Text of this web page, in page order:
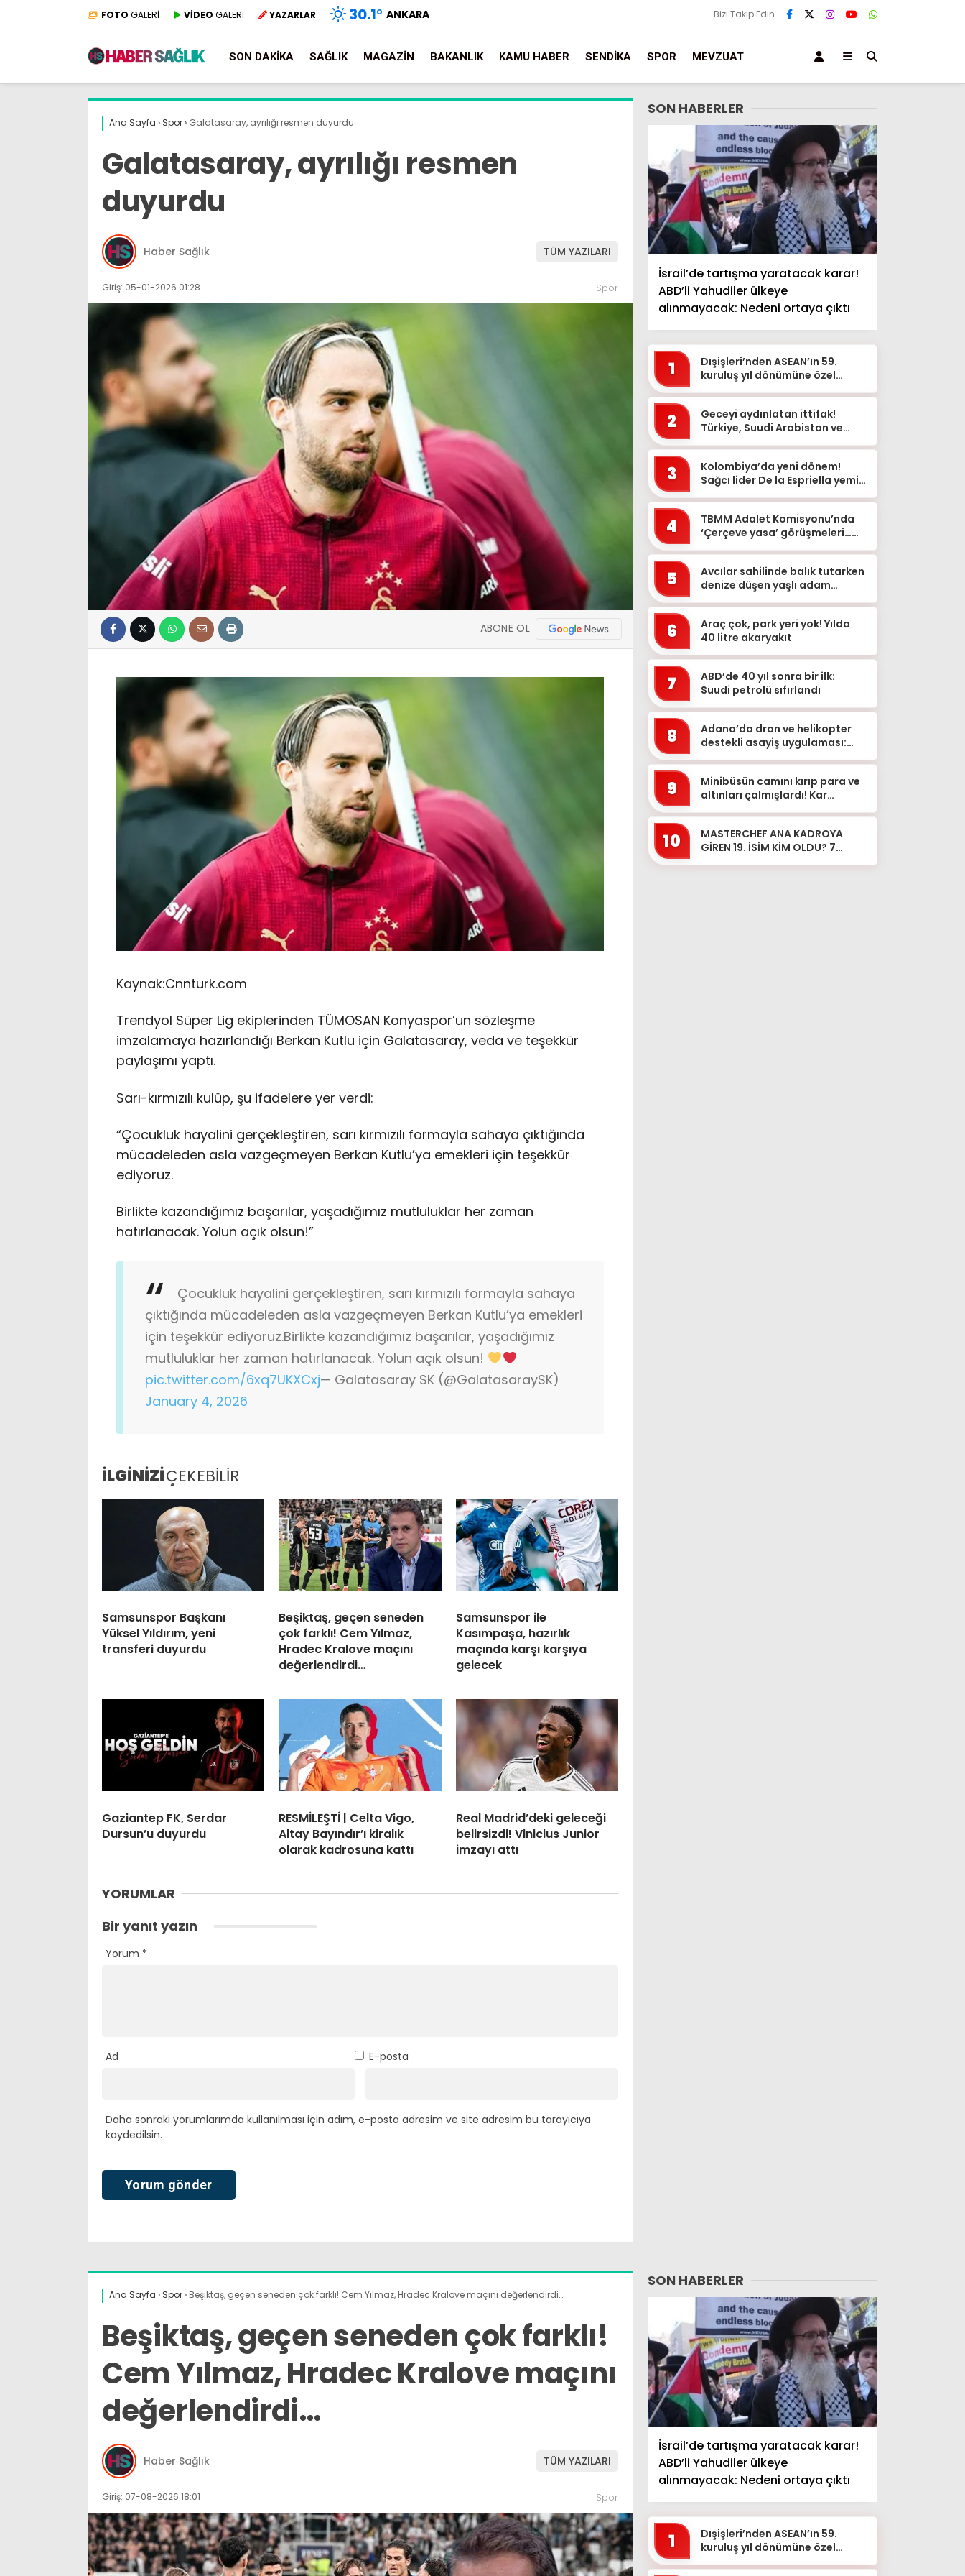
FOTO GALERİ VİDEO GALERİ YAZARLAR 30.1° ANKARA Bizi Takip Edin
SON DAKIKA SAĞLIK MAGAZIN BAKANLIK KAMU HABER SENDIKA SPOR MEVZUAT
Ana Sayfa › Spor› Galatasaray, ayrılığı resmen duyurdu
Galatasaray, ayrılığı resmen
duyurdu
Haber Sağlık TÜM YAZILARI
Giriş: 05-01-2026 01:28 Spor
ABONE OL
Kaynak:Cnnturk.com
Trendyol Süper Lig ekiplerinden TÜMOSAN Konyaspor’un sözleşme
imzalamaya hazırlandığı Berkan Kutlu için Galatasaray, veda ve teşekkür
paylaşımı yaptı.
Sarı-kırmızılı kulüp, şu ifadelere yer verdi:
“Çocukluk hayalini gerçekleştiren, sarı kırmızılı formayla sahaya çıktığında
mücadeleden asla vazgeçmeyen Berkan Kutlu’ya emekleri için teşekkür
ediyoruz.
Birlikte kazandığımız başarılar, yaşadığımız mutluluklar her zaman
hatırlanacak. Yolun açık olsun!”
Çocukluk hayalini gerçekleştiren, sarı kırmızılı formayla sahaya
çıktığında mücadeleden asla vazgeçmeyen Berkan Kutlu’ya emekleri
için teşekkür ediyoruz.Birlikte kazandığımız başarılar, yaşadığımız
mutluluklar her zaman hatırlanacak. Yolun açık olsun!
pic.twitter.com/6xq7UKXCxj— Galatasaray SK (@GalatasaraySK)
January 4, 2026
İLGİNİZİÇEKEBİLİR
Samsunspor Başkanı
Yüksel Yıldırım, yeni
transferi duyurdu
Beşiktaş, geçen seneden
çok farklı! Cem Yılmaz,
Hradec Kralove maçını
değerlendirdi…
Samsunspor ile
Kasımpaşa, hazırlık
maçında karşı karşıya
gelecek
Gaziantep FK, Serdar
Dursun’u duyurdu
RESMİLEŞTİ | Celta Vigo,
Altay Bayındır’ı kiralık
olarak kadrosuna kattı
Real Madrid’deki geleceği
belirsizdi! Vinicius Junior
imzayı attı
YORUMLAR
Bir yanıt yazın
Yorum *
Ad E-posta
Daha sonraki yorumlarımda kullanılması için adım, e-posta adresim ve site adresim bu tarayıcıya
kaydedilsin.
SON HABERLER
İsrail’de tartışma yaratacak karar!
ABD’li Yahudiler ülkeye
alınmayacak: Nedeni ortaya çıktı
1
Dışişleri’nden ASEAN’ın 59.
kuruluş yıl dönümüne özel
2
Geceyi aydınlatan ittifak!
Türkiye, Suudi Arabistan ve
3
Kolombiya’da yeni dönem!
Sağcı lider De la Espriella yemin
4
TBMM Adalet Komisyonu’nda
‘Çerçeve yasa’ görüşmeleri…
5
Avcılar sahilinde balık tutarken
denize düşen yaşlı adam
6
Araç çok, park yeri yok! Yılda
40 litre akaryakıt
7
ABD’de 40 yıl sonra bir ilk:
Suudi petrolü sıfırlandı
8
Adana’da dron ve helikopter
destekli asayiş uygulaması:
9
Minibüsün camını kırıp para ve
altınları çalmışlardı! Kar
10
MASTERCHEF ANA KADROYA
GİREN 19. İSİM KİM OLDU? 7
Ana Sayfa › Spor› Beşiktaş, geçen seneden çok farklı! Cem Yılmaz, Hradec Kralove maçını değerlendirdi…
Beşiktaş, geçen seneden çok farklı!
Cem Yılmaz, Hradec Kralove maçını
değerlendirdi…
Haber Sağlık TÜM YAZILARI
Giriş: 07-08-2026 18:01 Spor
SON HABERLER
İsrail’de tartışma yaratacak karar!
ABD’li Yahudiler ülkeye
alınmayacak: Nedeni ortaya çıktı
1
Dışişleri’nden ASEAN’ın 59.
kuruluş yıl dönümüne özel